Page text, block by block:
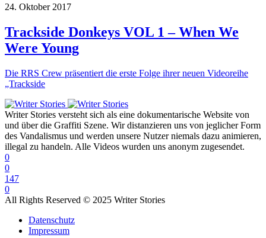
24. Oktober 2017
Trackside Donkeys VOL 1 – When We
Were Young
Die RRS Crew präsentiert die erste Folge ihrer neuen Videoreihe
„Trackside
Writer Stories versteht sich als eine dokumentarische Website von
und über die Graffiti Szene. Wir distanzieren uns von jeglicher Form
des Vandalismus und werden unsere Nutzer niemals dazu animieren,
illegal zu handeln. Alle Videos wurden uns anonym zugesendet.
0
0
147
0
All Rights Reserved © 2025 Writer Stories
Datenschutz
Impressum